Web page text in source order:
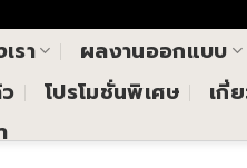
รา
ผลงานออกแบบ
โปรโมชั่นพิเศษ
เกี่